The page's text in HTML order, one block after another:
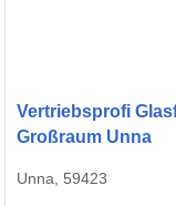
Vertriebsprofi
Großraum Unna
Unna, 59423